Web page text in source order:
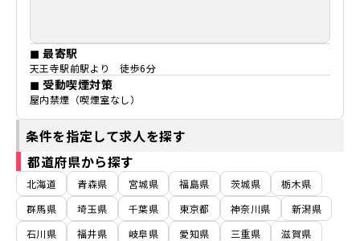
◼ 最寄駅
天王寺駅前駅より 徒歩6分
◼ 受動喫煙対策
屋内禁煙（喫煙室なし）
条件を指定して求人を探す
都道府県から探す
北海道 青森県 宮城県 福島県 茨城県
栃木県
群馬県
埼玉県 千葉県 東京都 神奈川県
新潟県
石川県
福井県 岐阜県 愛知県 三重県
滋賀県